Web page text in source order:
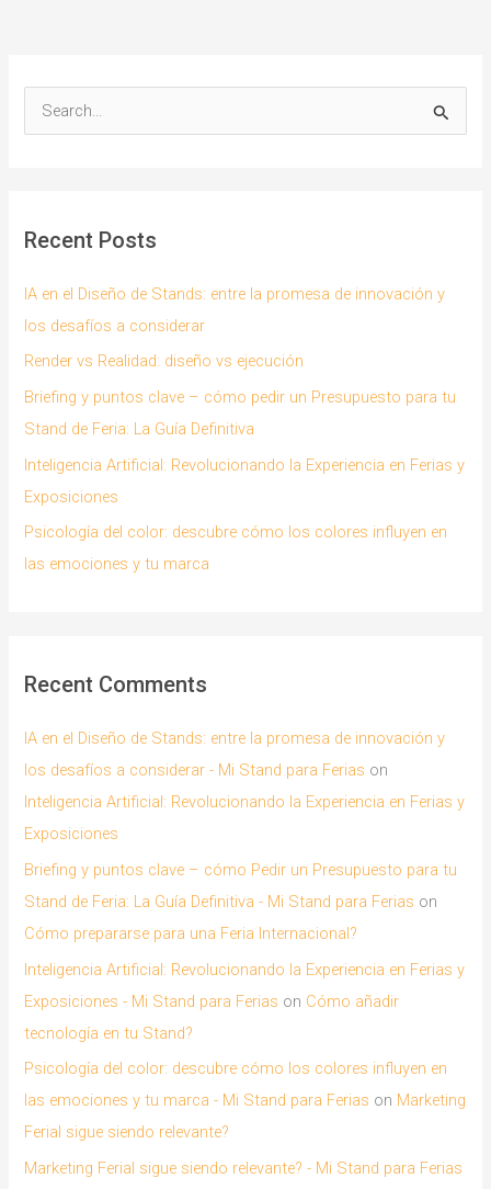
e
c
f
o
r
:
Recent Posts
IA en el Diseño de Stands: entre la promesa de innovación y
los desafíos a considerar
Render vs Realidad: diseño vs ejecución
Briefing y puntos clave – cómo pedir un Presupuesto para tu
Stand de Feria: La Guía Definitiva
Inteligencia Artificial: Revolucionando la Experiencia en Ferias y
Exposiciones
Psicología del color: descubre cómo los colores influyen en
las emociones y tu marca
Recent Comments
IA en el Diseño de Stands: entre la promesa de innovación y
los desafíos a considerar - Mi Stand para Ferias on
Inteligencia Artificial: Revolucionando la Experiencia en Ferias y
Exposiciones
Briefing y puntos clave – cómo Pedir un Presupuesto para tu
Stand de Feria: La Guía Definitiva - Mi Stand para Ferias on
Cómo prepararse para una Feria Internacional?
Inteligencia Artificial: Revolucionando la Experiencia en Ferias y
Exposiciones - Mi Stand para Ferias on Cómo añadir
tecnología en tu Stand?
Psicología del color: descubre cómo los colores influyen en
las emociones y tu marca - Mi Stand para Ferias on Marketing
Ferial sigue siendo relevante?
Marketing Ferial sigue siendo relevante? - Mi Stand para Ferias